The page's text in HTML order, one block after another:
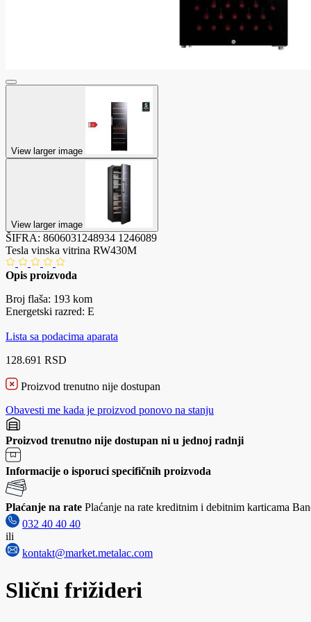
View larger image
View larger image
ŠIFRA: 8606031248934 1246089
Tesla vinska vitrina RW430M
Opis proizvoda
Broj flaša: 193 kom
Energetski razred: E
Lista sa podacima aparata
128.691 RSD
Proizvod trenutno nije dostupan
Obavesti me kada je proizvod ponovo na stanju
Proizvod trenutno nije dostupan ni u jednoj radnji
Informacije o isporuci specifičnih proizvoda
Plaćanje na rate Plaćanje na rate kreditnim i debitnim karticama
032 40 40 40
ili
kontakt@market.metalac.com
Slični frižideri